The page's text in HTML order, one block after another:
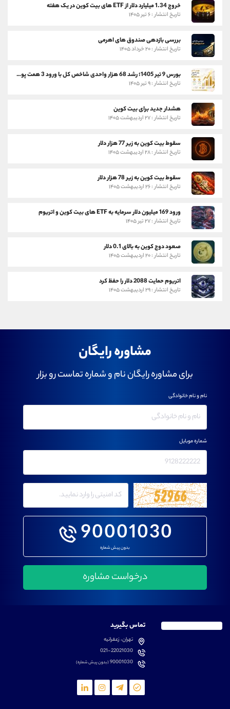
خروج 1.34 میلیارد دلار از ETF های بیت کوین در یک هفته
تاریخ انتشار : ۶ تیر ۱۴۰۵
بررسی بازدهی صندوق های اهرمی
تاریخ انتشار : ۲۰ خرداد ۱۴۰۵
بورس 9 تیر 1405؛ رشد 68 هزار واحدی شاخص کل با ورود 3 همت پول حقیقی
تاریخ انتشار : ۹ تیر ۱۴۰۵
هشدار جدید برای بیت کوین
تاریخ انتشار : ۲۷ اردیبهشت ۱۴۰۵
سقوط بیت کوین به زیر 77 هزار دلار
تاریخ انتشار : ۲۸ اردیبهشت ۱۴۰۵
سقوط بیت کوین به زیر 78 هزار دلار
تاریخ انتشار : ۲۶ اردیبهشت ۱۴۰۵
ورود 169 میلیون دلار سرمایه به ETF های بیت کوین و اتریوم
تاریخ انتشار : ۲۷ تیر ۱۴۰۵
صعود دوج کوین به بالای 0.1 دلار
تاریخ انتشار : ۲۰ اردیبهشت ۱۴۰۵
اتریوم حمایت 2088 دلار را حفظ کرد
تاریخ انتشار : ۲۹ اردیبهشت ۱۴۰۵
مشاوره رایگان
برای مشاوره رایگان نام و شماره تماست رو بزار
90001030
بدون پیش شماره
نام و نام خانوادگی
شماره موبایل
تماس بگیرید
تهران، زعفرانیه
021-22021030
90001030(بدون پیش شماره)